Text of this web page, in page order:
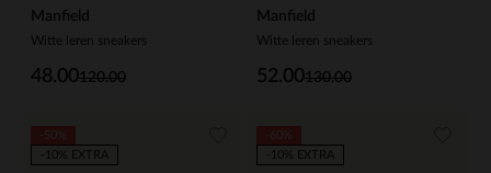
Manfield
Witte leren sneakers
120.00
48.00
Manfield
Witte leren sneakers
130.00
52.00
-10% EXTRA
-10% EXTRA